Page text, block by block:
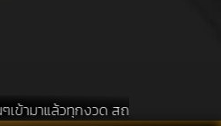
ข้ามาแล้วทุกงวด สถานที่ขอหว